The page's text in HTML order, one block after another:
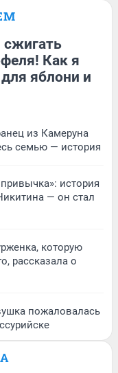
Как я
яблони и
из Камеруна
семью — история
история
— он стал
которую
рассказала о
пожаловалась